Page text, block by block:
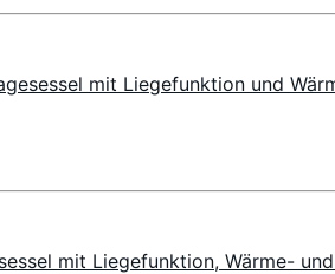
mit Liegefunktion und
mit Liegefunktion, Wärme-